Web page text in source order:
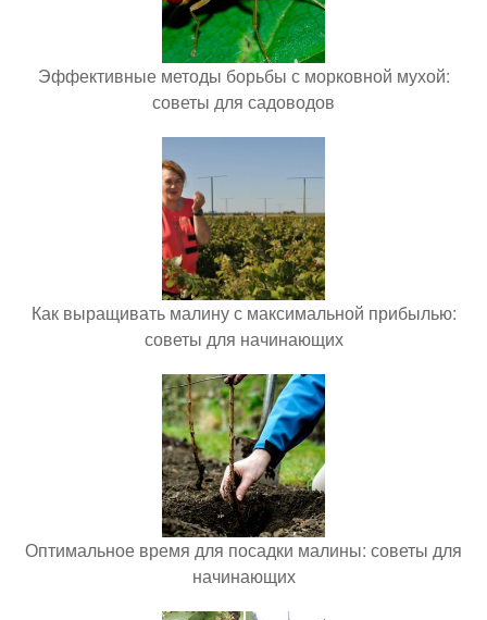
Эффективные методы борьбы с морковной мухой:
советы для садоводов
Как выращивать малину с максимальной прибылью:
советы для начинающих
Оптимальное время для посадки малины: советы для
начинающих